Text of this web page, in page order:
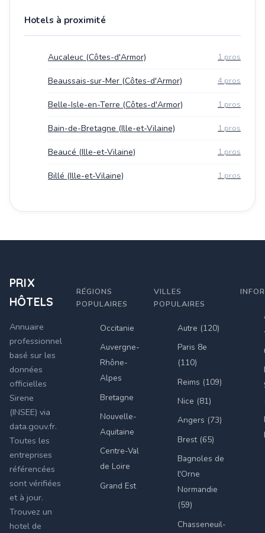
Hotels à proximité
Aucaleuc (Côtes-d'Armor) 1 pros
Beaussais-sur-Mer (Côtes-d'Armor) 4 pros
Belle-Isle-en-Terre (Côtes-d'Armor) 1 pros
Bain-de-Bretagne (Ille-et-Vilaine) 1 pros
Beaucé (Ille-et-Vilaine) 1 pros
Billé (Ille-et-Vilaine) 1 pros
PRIX
HÔTELS
Annuaire
professionnel
basé sur les
données
officielles
Sirene
(INSEE) via
data.gouv.fr.
Toutes les
entreprises
référencées
sont vérifiées
et à jour.
Trouvez un
hotel de
RÉGIONS
POPULAIRES
Occitanie
Auvergne-
Rhône-
Alpes
Bretagne
Nouvelle-
Aquitaine
Centre-Val
de Loire
Grand Est
VILLES
POPULAIRES
Autre (120)
Paris 8e
(110)
Reims (109)
Nice (81)
Angers (73)
Brest (65)
Bagnoles de
l'Orne
Normandie
(59)
Chasseneuil-